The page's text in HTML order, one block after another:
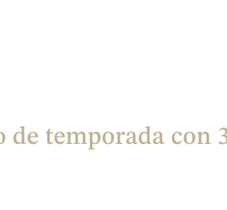
temporada con